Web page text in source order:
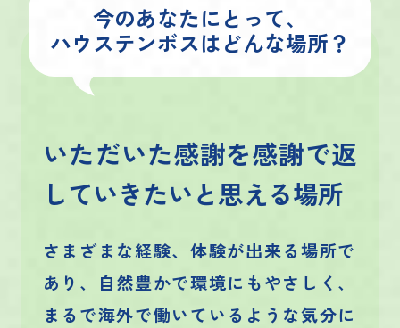
今のあなたにとって、
ハウステンボスはどんな場所？
いただいた感謝を感謝で返
していきたいと思える場所
さまざまな経験、体験が出来る場所で
あり、自然豊かで環境にもやさしく、
まるで海外で働いているような気分に